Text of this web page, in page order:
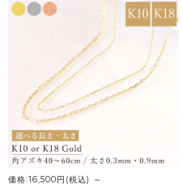
価格:16,500円(税込) ～